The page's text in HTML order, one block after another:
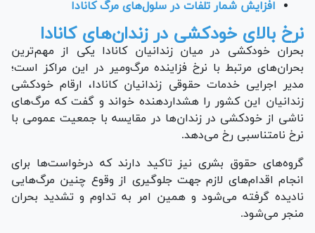
افزایش شمار تلفات در سلول‌های مرگ کانادا
نرخ بالای خودکشی در زندان‌های کانادا
بحران خودکشی در میان زندانیان کانادا یکی از مهم‌ترین
بحران‌های مرتبط با نرخ فزاینده مرگ‌ومیر در این مراکز است؛
مدیر اجرایی خدمات حقوقی زندانیان کانادا، ارقام خودکشی
زندانیان این کشور را هشداردهنده خواند و گفت که مرگ‌های
ناشی از خودکشی در زندان‌ها در مقایسه با جمعیت عمومی با
نرخ نامتناسبی رخ می‌دهد.
گروه‌های حقوق بشری نیز تاکید دارند که درخواست‌ها برای
انجام اقدام‌های لازم جهت جلوگیری از وقوع چنین مرگ‌هایی
نادیده گرفته می‌شود و همین امر به تداوم و تشدید بحران
منجر می‌شود.